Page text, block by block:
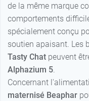
de la même marque
comportements
spécialement conçu
soutien apaisant. Les
Tasty Chat peuvent
Alphazium 5
Concernant
maternisé Beaphar